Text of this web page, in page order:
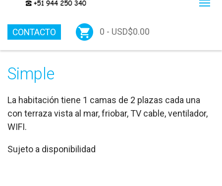
CONTACTO 0 - USD$0.00
Simple
La habitación tiene 1 camas de 2 plazas cada una
con terraza vista al mar, friobar, TV cable, ventilador,
WIFI.
Sujeto a disponibilidad